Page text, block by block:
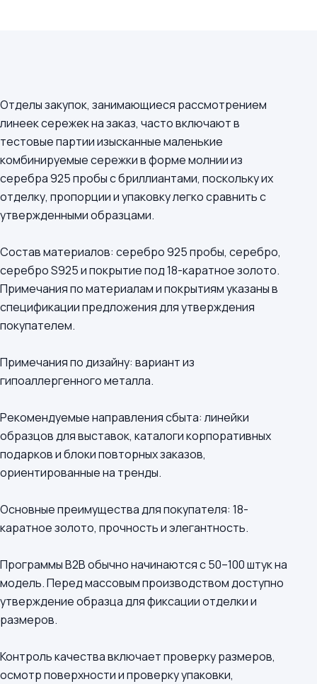
Отделы закупок, занимающиеся рассмотрением
линеек сережек на заказ, часто включают в
тестовые партии изысканные маленькие
комбинируемые сережки в форме молнии из
серебра 925 пробы с бриллиантами, поскольку их
отделку, пропорции и упаковку легко сравнить с
утвержденными образцами.
Состав материалов: серебро 925 пробы, серебро,
серебро S925 и покрытие под 18-каратное золото.
Примечания по материалам и покрытиям указаны в
спецификации предложения для утверждения
покупателем.
Примечания по дизайну: вариант из
гипоаллергенного металла.
Рекомендуемые направления сбыта: линейки
образцов для выставок, каталоги корпоративных
подарков и блоки повторных заказов,
ориентированные на тренды.
Основные преимущества для покупателя: 18-
каратное золото, прочность и элегантность.
Программы B2B обычно начинаются с 50–100 штук на
модель. Перед массовым производством доступно
утверждение образца для фиксации отделки и
размеров.
Контроль качества включает проверку размеров,
осмотр поверхности и проверку упаковки,